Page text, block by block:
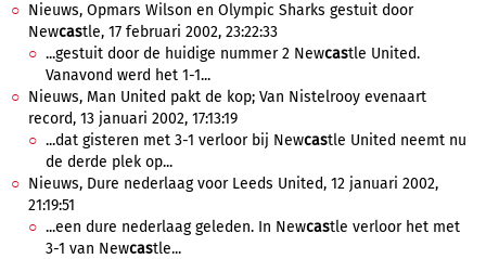
Nieuws, Opmars Wilson en Olympic Sharks gestuit door
Newcastle, 17 februari 2002, 23:22:33
...gestuit door de huidige nummer 2 Newcastle United.
Vanavond werd het 1-1...
Nieuws, Man United pakt de kop; Van Nistelrooy evenaart
record, 13 januari 2002, 17:13:19
...dat gisteren met 3-1 verloor bij Newcastle United neemt nu
de derde plek op...
Nieuws, Dure nederlaag voor Leeds United, 12 januari 2002,
21:19:51
...een dure nederlaag geleden. In Newcastle verloor het met
3-1 van Newcastle...